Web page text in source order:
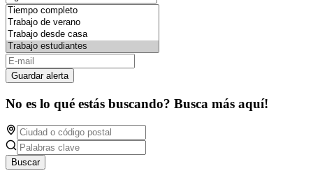
Guardar alerta
No es lo qué estás buscando? Busca más aquí!
Buscar